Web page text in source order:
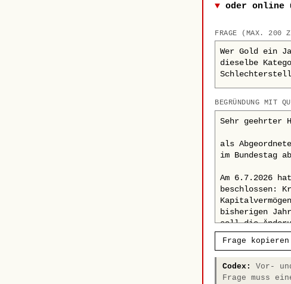
oder online
FRAGE (MAX. 200
BEGRÜNDUNG MIT
Frage kopieren
Codex:
Vor-
Frage muss